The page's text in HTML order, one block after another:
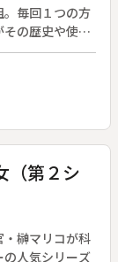
毎回１つの方
の歴史や使わ
北６県と新潟
開始）◆「べ
意味。語源に
、オシャレな
内海から発生
軽海峡を横切
弁財船であ
な船に荷を移
という。
（第２シ
榊マリコが科
人気シリーズ